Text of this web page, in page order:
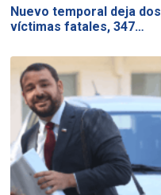
Nuevo temporal deja dos
víctimas fatales, 347…